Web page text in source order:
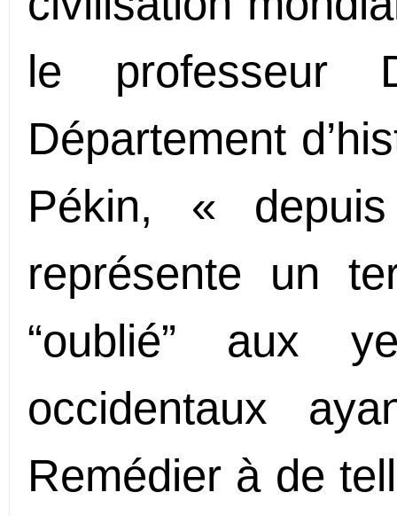
le professeur
Département
Pékin, « depuis
représente un
“oublié” aux
occidentaux
Remédier à de